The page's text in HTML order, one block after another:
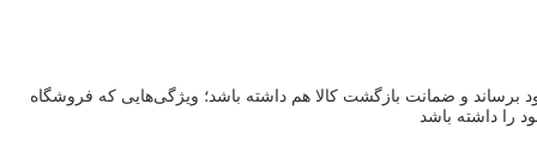
برساند و ضمانت بازگشت کالا هم داشته باشد؛ ویژگی‌هایی که فروشگاه
را داشته باشد